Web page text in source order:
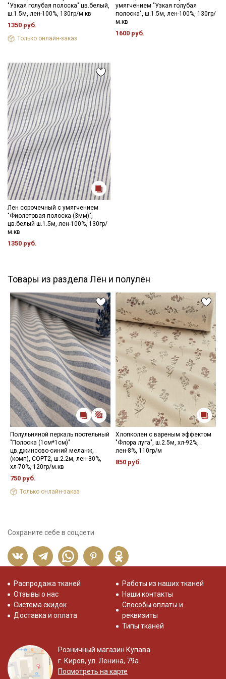
- противопоказано употребление отбеливателей
- гладить рекомендуется с изнаночной стороны, сушить в
расправленном, подвешенном состоянии.
зависимости от партии тон ткани может отличаться.
"Узкая голубая полоска" цв.белый,
ш.1.5м, лен-100%, 130гр/м.кв
1350 руб.
Только онлайн-заказ
умягчением "Узкая голубая
полоска", ш.1.5м, лен-100%, 130гр/
м.кв
1600 руб.
Лен сорочечный с умягчением
"Фиолетовая полоска (3мм)",
цв.белый ш.1.5м, лен-100%, 130гр/
м.кв
1350 руб.
Товары из раздела Лён и полулён
Полульняной перкаль постельный
"Полоска (1см*1см)"
цв.джинсово-синий меланж,
(комп), СОРТ2, ш.2.2м, лен-30%,
хл-70%, 120гр/м.кв
750 руб.
Только онлайн-заказ
Хлопколен с вареным эффектом
"Флора луга", ш.2.5м, хл-92%,
лен-8%, 110гр/м
850 руб.
Сохраните себе в соцсети
Распродажа тканей
Отзывы о нас
Система скидок
Доставка и оплата
Работы из наших тканей
Наши контакты
Способы оплаты и
реквизиты
Типы тканей
Розничный магазин Купава
г. Киров, ул. Ленина, 79а
Посмотреть на карте